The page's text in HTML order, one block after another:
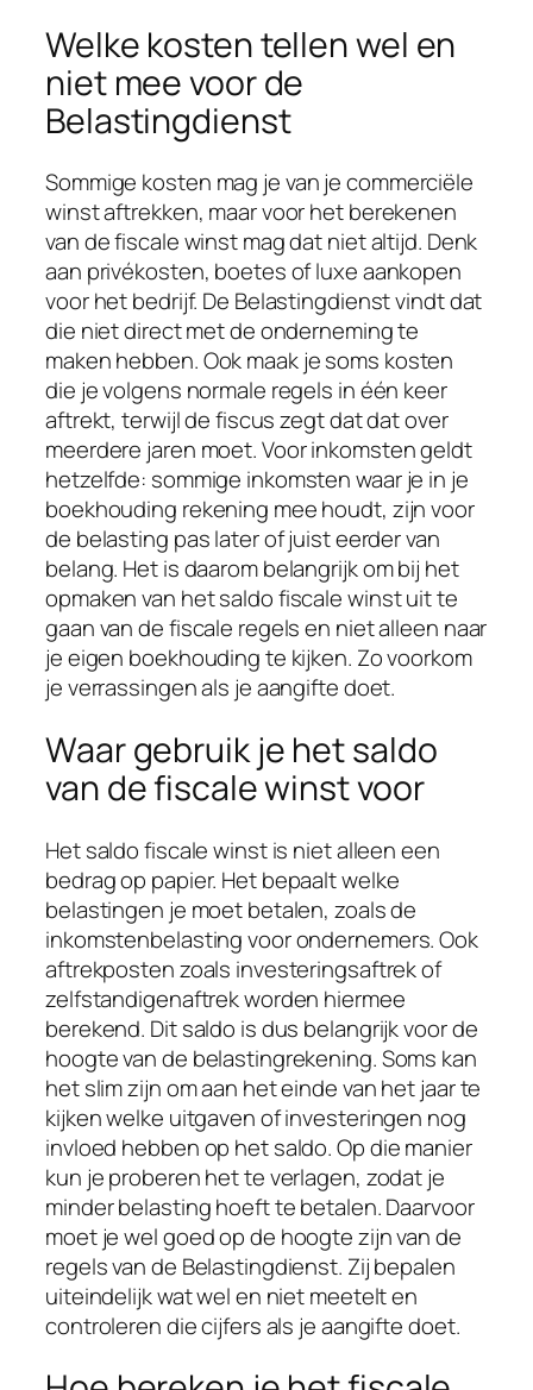
Welke kosten tellen wel en
niet mee voor de
Belastingdienst
Sommige kosten mag je van je commerciële
winst aftrekken, maar voor het berekenen
van de fiscale winst mag dat niet altijd. Denk
aan privékosten, boetes of luxe aankopen
voor het bedrijf. De Belastingdienst vindt dat
die niet direct met de onderneming te
maken hebben. Ook maak je soms kosten
die je volgens normale regels in één keer
aftrekt, terwijl de fiscus zegt dat dat over
meerdere jaren moet. Voor inkomsten geldt
hetzelfde: sommige inkomsten waar je in je
boekhouding rekening mee houdt, zijn voor
de belasting pas later of juist eerder van
belang. Het is daarom belangrijk om bij het
opmaken van het saldo fiscale winst uit te
gaan van de fiscale regels en niet alleen naar
je eigen boekhouding te kijken. Zo voorkom
je verrassingen als je aangifte doet.
Waar gebruik je het saldo
van de fiscale winst voor
Het saldo fiscale winst is niet alleen een
bedrag op papier. Het bepaalt welke
belastingen je moet betalen, zoals de
inkomstenbelasting voor ondernemers. Ook
aftrekposten zoals investeringsaftrek of
zelfstandigenaftrek worden hiermee
berekend. Dit saldo is dus belangrijk voor de
hoogte van de belastingrekening. Soms kan
het slim zijn om aan het einde van het jaar te
kijken welke uitgaven of investeringen nog
invloed hebben op het saldo. Op die manier
kun je proberen het te verlagen, zodat je
minder belasting hoeft te betalen. Daarvoor
moet je wel goed op de hoogte zijn van de
regels van de Belastingdienst. Zij bepalen
uiteindelijk wat wel en niet meetelt en
controleren die cijfers als je aangifte doet.